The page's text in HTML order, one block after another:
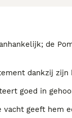
de
dankzij
goed in
vacht geeft hem